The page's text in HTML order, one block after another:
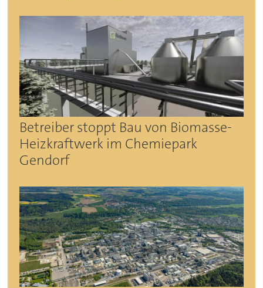
Betreiber stoppt Bau von Biomasse-
Heizkraftwerk im Chemiepark
Gendorf